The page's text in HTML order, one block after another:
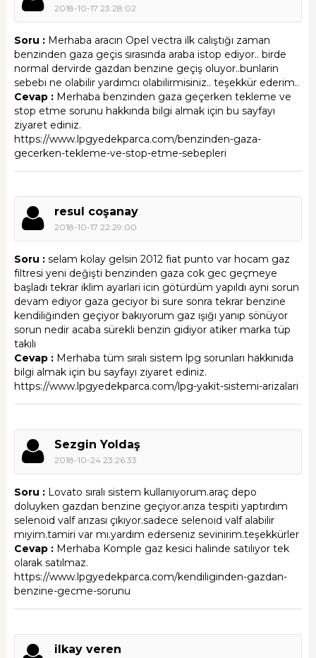
2018-10-17 23:28:02
Soru : Merhaba aracın Opel vectra ilk calıştığı zaman
benzinden gaza geçis sırasında araba istop ediyor.. birde
normal dervirde gazdan benzine geçiş oluyor..bunlarin
sebebi ne olabilir yardımcı olabilirmisiniz.. teşekkür ederim..
Cevap : Merhaba benzinden gaza geçerken tekleme ve
stop etme sorunu hakkında bilgi almak için bu sayfayı
ziyaret ediniz.
https://www.lpgyedekparca.com/benzinden-gaza-
gecerken-tekleme-ve-stop-etme-sebepleri
resul coşanay
2018-10-17 22:29:00
Soru : selam kolay gelsin 2012 fiat punto var hocam gaz
filtresi yeni değişti benzinden gaza cok gec geçmeye
başladı tekrar iklim ayarlari icin götürdüm yapıldı ayni sorun
devam ediyor gaza geciyor bi sure sonra tekrar benzine
kendiliğinden geçiyor bakıyorum gaz ışığı yanıp sönüyor
sorun nedir acaba sürekli benzin gidiyor atiker marka tüp
takılı
Cevap : Merhaba tüm sıralı sistem lpg sorunları hakkınıda
bilgi almak için bu sayfayı ziyaret ediniz.
https://www.lpgyedekparca.com/lpg-yakit-sistemi-arizalari
Sezgin Yoldaş
2018-10-24 23:26:33
Soru : Lovato sıralı sistem kullanıyorum.araç depo
doluyken gazdan benzine geçiyor.arıza tespiti yaptırdım
selenoid valf arızası çıkıyor.sadece selenoid valf alabilir
miyim.tamiri var mı.yardım ederseniz sevinirim.teşekkürler
Cevap : Merhaba Komple gaz kesici halinde satılıyor tek
olarak satılmaz.
https://www.lpgyedekparca.com/kendiliginden-gazdan-
benzine-gecme-sorunu
ilkay veren